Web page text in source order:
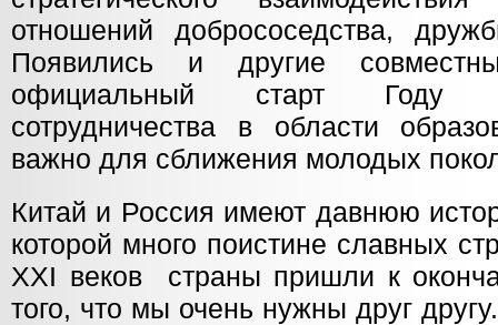
отношений добрососедства,
Появились и другие
официальный старт Году
сотрудничества в области
важно для сближения молодых
Китай и Россия имеют давнюю
которой много поистине славных
XXI веков страны пришли к
того, что мы очень нужны друг